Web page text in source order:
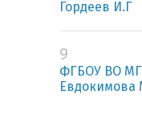
Гордеев И.Г
9
ФГБОУ ВО
Евдокимова